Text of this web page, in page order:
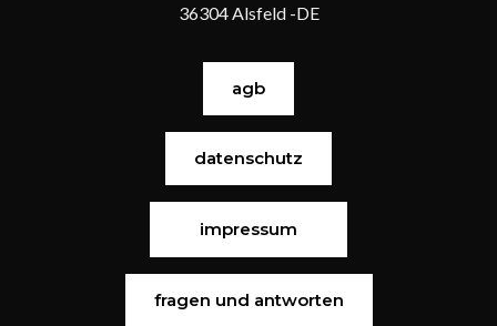
36304 Alsfeld -DE
agb
datenschutz
impressum
fragen und antworten